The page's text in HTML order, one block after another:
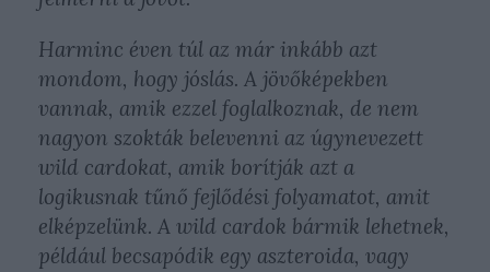
Harminc éven túl az már inkább azt
mondom, hogy jóslás. A jövőképekben
vannak, amik ezzel foglalkoznak, de nem
nagyon szokták belevenni az úgynevezett
wild cardokat, amik borítják azt a
logikusnak tűnő fejlődési folyamatot, amit
elképzelünk. A wild cardok bármik lehetnek,
például becsapódik egy aszteroida, vagy